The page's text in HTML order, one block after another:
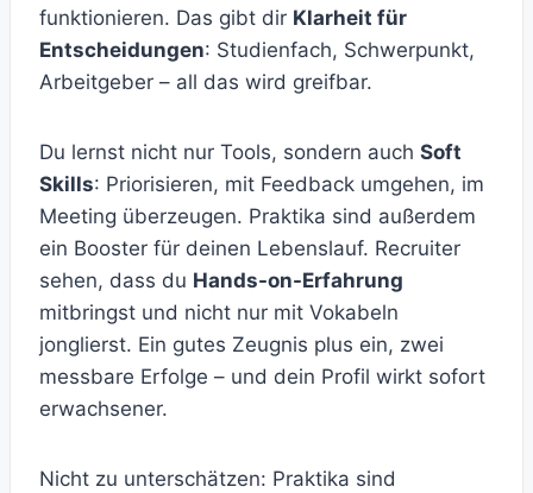
funktionieren. Das gibt dir Klarheit für
Entscheidungen: Studienfach, Schwerpunkt,
Arbeitgeber – all das wird greifbar.
Du lernst nicht nur Tools, sondern auch Soft
Skills: Priorisieren, mit Feedback umgehen, im
Meeting überzeugen. Praktika sind außerdem
ein Booster für deinen Lebenslauf. Recruiter
sehen, dass du Hands-on-Erfahrung
mitbringst und nicht nur mit Vokabeln
jonglierst. Ein gutes Zeugnis plus ein, zwei
messbare Erfolge – und dein Profil wirkt sofort
erwachsener.
Nicht zu unterschätzen: Praktika sind